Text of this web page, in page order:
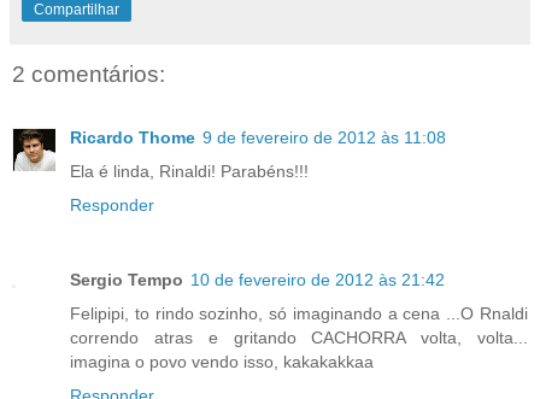
Compartilhar
2 comentários:
Ricardo Thome 9 de fevereiro de 2012 às 11:08
Ela é linda, Rinaldi! Parabéns!!!
Responder
Sergio Tempo 10 de fevereiro de 2012 às 21:42
Felipipi, to rindo sozinho, só imaginando a cena ...O Rnaldi
correndo atras e gritando CACHORRA volta, volta...
imagina o povo vendo isso, kakakakkaa
Responder